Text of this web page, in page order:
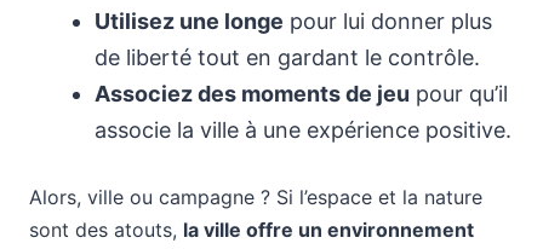
Utilisez une longe pour lui donner plus
de liberté tout en gardant le contrôle.
Associez des moments de jeu pour qu’il
associe la ville à une expérience positive.
Alors, ville ou campagne ? Si l’espace et la nature
sont des atouts, la ville offre un environnement